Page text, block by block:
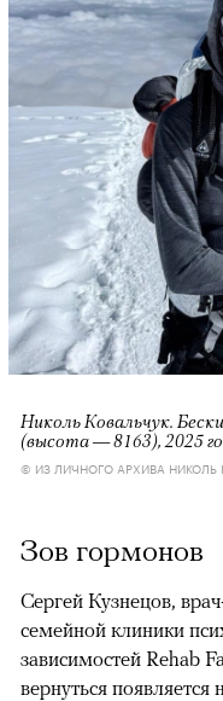
Николь Ковальчук.
(высота — 8163), 2025
© ИЗ ЛИЧНОГО АРХИВА НИКОЛЬ
Зов гормонов
Сергей Кузнецов,
семейной клиники
зависимостей Rehab
вернуться